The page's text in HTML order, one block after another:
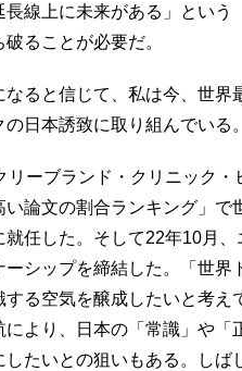
長線上に未来がある」という
ることが必要だ。
ると信じて、私は今、世界
の日本誘致に取り組んでいる。
ーブランド・クリニック・
い論文の割合ランキング」
就任した。そして22年10月
ーシップを締結した。「世
する空気を醸成したいと考え
により、日本の「常識」や
したいとの狙いもある。し